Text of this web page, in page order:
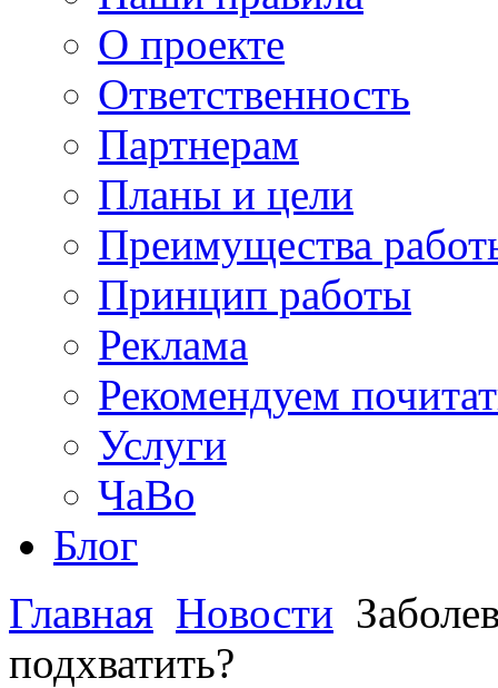
О проекте
Ответственность
Партнерам
Планы и цели
Преимущества
Принцип работы
Реклама
Рекомендуем
Услуги
ЧаВо
Блог
Главная Новости
подхватить?